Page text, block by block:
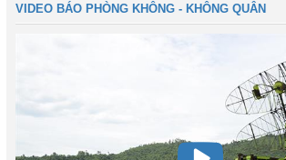
VIDEO BÁO PHÒNG KHÔNG - KHÔNG QUÂN